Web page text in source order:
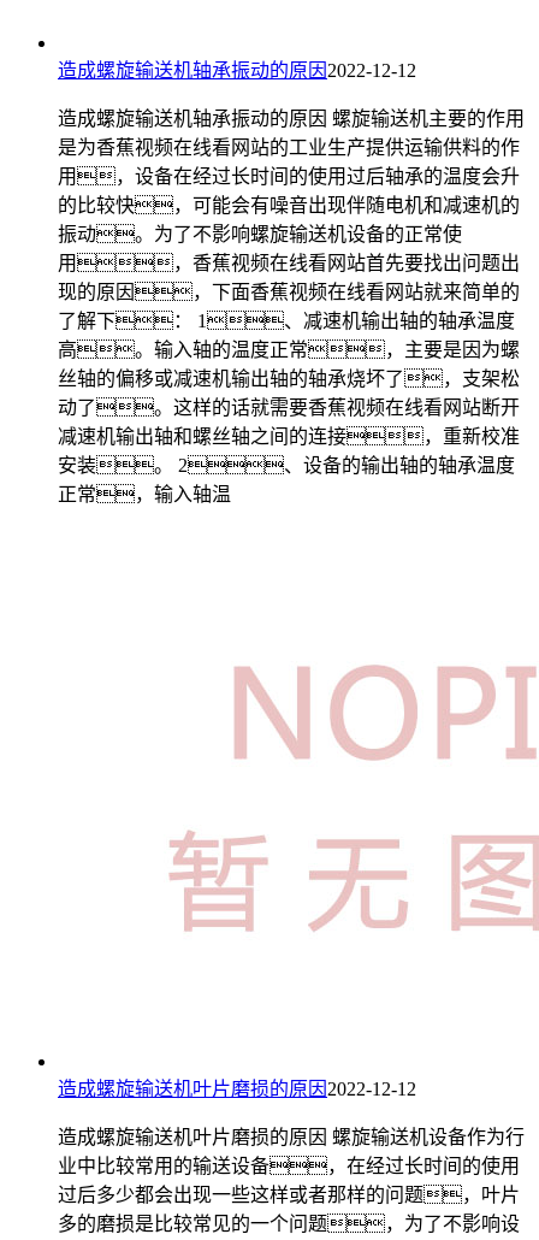
造成螺旋输送机轴承振动的原因 2022-12-12
造成螺旋输送机轴承振动的原因 螺旋输送机主要的作用
是为香蕉视频在线看网站的工业生产提供运输供料的作
用，设备在经过长时间的使用过后轴承的温度会升
的比较快，可能会有噪音出现伴随电机和减速机的
振动。为了不影响螺旋输送机设备的正常使
用，香蕉视频在线看网站首先要找出问题出
现的原因，下面香蕉视频在线看网站就来简单的
了解下： 1、减速机输出轴的轴承温度
高。输入轴的温度正常，主要是因为螺
丝轴的偏移或减速机输出轴的轴承烧坏了，支架松
动了。这样的话就需要香蕉视频在线看网站断开
减速机输出轴和螺丝轴之间的连接，重新校准
安装。 2、设备的输出轴的轴承温度
正常，输入轴温
造成螺旋输送机叶片磨损的原因 2022-12-12
造成螺旋输送机叶片磨损的原因 螺旋输送机设备作为行
业中比较常用的输送设备，在经过长时间的使用
过后多少都会出现一些这样或者那样的问题，叶片
多的磨损是比较常见的一个问题，为了不影响设